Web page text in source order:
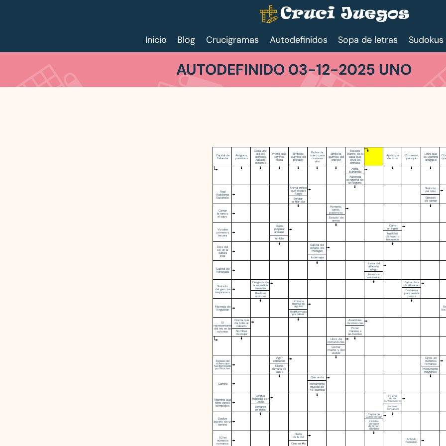
Inicio Blog Crucigramas Autodefinidos Sopa de letras Sudokus
AUTODEFINIDO 03-12-2025 UNO
Capital de
Tailandia
Antiguos,
primitivos
Cada uno
de los
orificios
nasales
externos
Prefijo que
significa
tierra
Símbolo
químico del
potasio
Bolsa de
cuero para
contener
vino
Símbolo
químico del
criptón
Espacio
dentro de la
casa que
sirve de
entrada
Apócope
de tono
Comienzo,
principio
Letra que
es vitamina
antigripal
Altillo,
buhardilla
Ausencia
congénita de
un órgano
Real
Academia
Española
Animal mítico
que escupe
fuego
Señalar
o fijar día
Símbolo
del tritio
Ejercicio
de cantar
Cantar
la rana o
el sapo
Honesto,
casto,
pudoroso
Escudo de
armas
Vocales
primera y
tercera
Cante
popular
andaluz
Temblar
Carro
en inglés
Igualdad
de tono o
frecuencia
Dios del
sol en la
cultura
inca
Capital del
estado de
Michigan
luciérnaga
Capital de
Venezuela
Letra del
alfabeto
griego
Nombre
masculino
Símbolo
del gas que
respiramos
Desgaste de
la superficie
terrestre
Realizan
acciones
Patria chica
de Abraham
Fortaleza
para resistir
pesos
Moneda de
Kirguistán
Limitar la
libertad de
alguien
Redil formado
por tablas
los
El
representante
del rey en las
colonias
Crema que
da brillo al
calzado
Nombre
de mujer
Asamblea
de masones
Poner
maneas a
las bestias
Libro de
instrucciones
Comer
mucho y con
avidez
Iniciales del
chileno que
fue derrocado
por Pinochet
Vigor,
robustez
Marca
rumana de
autos
Cinco en
números
romanos
Monumento
megalítico
Camine
Que anda
Instrumento
musical de
46 cuerdas
Vitamina que
tiene varios
complejos
Lengua
hablada por
Jesús
Sentarse
en inglés
Insignia
de los
comendadores
Santo en
portugués
Declive
áspero de un
terreno
Capital de
Corea del Sur
Iniciales
del autor
de Simón
el bobito
52 en
números
romanos
Planta
de la vid
Cien en #s
Artículo
femenino